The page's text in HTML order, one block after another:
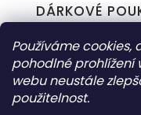
Používáme
pohodlné prohlížení
webu neustále
použitelnost.
DÁRKOVÉ
DORUČOVÁNÍ
COPYRIGHT 2026